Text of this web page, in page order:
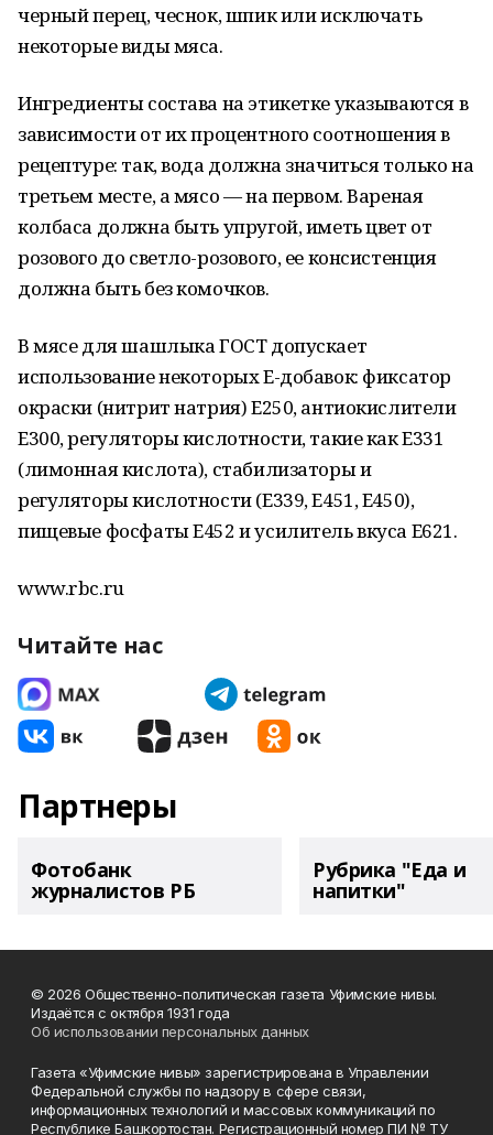
черный перец, чеснок, шпик или исключать
некоторые виды мяса.
Ингредиенты состава на этикетке указываются в
зависимости от их процентного соотношения в
рецептуре: так, вода должна значиться только на
третьем месте, а мясо — на первом. Вареная
колбаса должна быть упругой, иметь цвет от
розового до светло-розового, ее консистенция
должна быть без комочков.
В мясе для шашлыка ГОСТ допускает
использование некоторых Е-добавок: фиксатор
окраски (нитрит натрия) Е250, антиокислители
Е300, регуляторы кислотности, такие как Е331
(лимонная кислота), стабилизаторы и
регуляторы кислотности (Е339, Е451, Е450),
пищевые фосфаты Е452 и усилитель вкуса Е621.
www.rbc.ru
Читайте нас
Партнеры
Фотобанк
журналистов РБ
Рубрика "Еда и
напитки"
© 2026 Общественно-политическая газета Уфимские нивы.
Издаётся с октября 1931 года
Об использовании персональных данных
Газета «Уфимские нивы» зарегистрирована в Управлении
Федеральной службы по надзору в сфере связи,
информационных технологий и массовых коммуникаций по
Республике Башкортостан. Регистрационный номер ПИ № ТУ